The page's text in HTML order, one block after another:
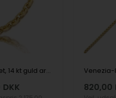
Anker Facet, 14 kt guld armbånd, ankelkæder og halskæder
DKK 820,00